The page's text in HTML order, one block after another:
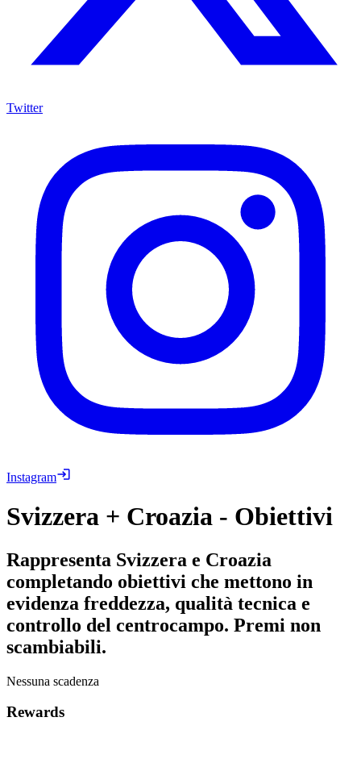
Twitter
Instagram
Svizzera + Croazia - Obiettivi
Rappresenta Svizzera e Croazia
completando obiettivi che mettono in
evidenza freddezza, qualità tecnica e
controllo del centrocampo. Premi non
scambiabili.
Nessuna scadenza
Rewards